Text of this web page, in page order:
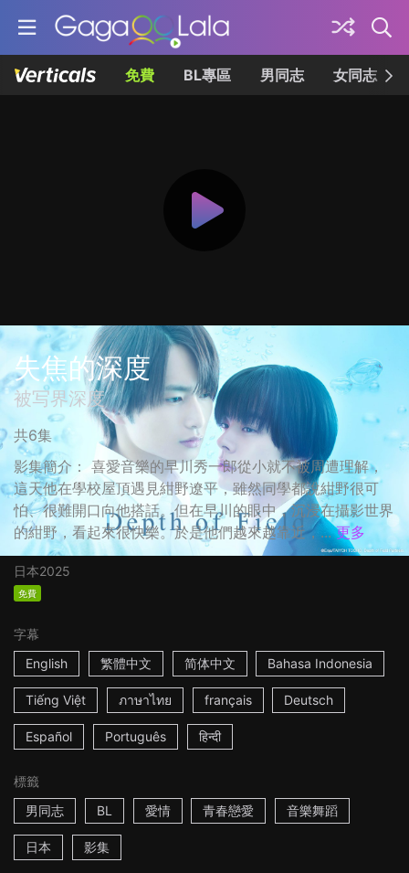
免費 BL專區 男同志 女同志
失焦的深度
被写界深度
共6集
影集簡介： 喜愛音樂的早川秀一郎從小就不被周遭理解，
這天他在學校屋頂遇見紺野遼平，雖然同學都說紺野很可
怕、很難開口向他搭話。但在早川的眼中，沉浸在攝影世界
的紺野，看起來很快樂。於是他們越來越靠近，... 更多
日本2025
免費
字幕
English
繁體中文 简体中文 Bahasa Indonesia
Tiếng Việt ภาษาไทย français Deutsch
Español Português हिन्दी
標籤
男同志
BL 愛情 青春戀愛 音樂舞蹈
日本 影集